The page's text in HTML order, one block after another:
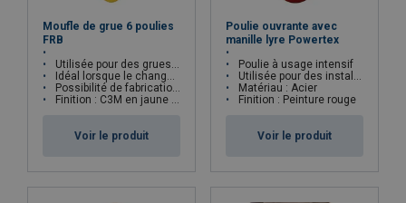
Moufle de grue 6 poulies
FRB
Utilisée pour des grues "terrestres", téléscopiques et à chenilles
Idéal lorsque le changement fréquent de poulies est nécessaire
Possibilité de fabrication sur mesure
Finition : C3M en jaune à rayures noires
Voir le produit
Poulie ouvrante avec
manille lyre Powertex
Poulie à usage intensif
Utilisée pour des installations de levage et de traction
Matériau : Acier
Finition : Peinture rouge
Voir le produit